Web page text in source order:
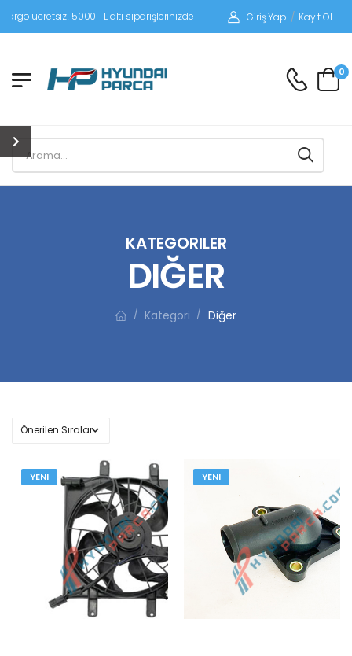
5000 TL altı siparişlerinizde siparişleriniz alıcı ödemeli gönderilir.
Giriş Yap / Kayıt Ol
0
KATEGORILER
DIĞER
/ Kategori / Diğer
YENI YENI